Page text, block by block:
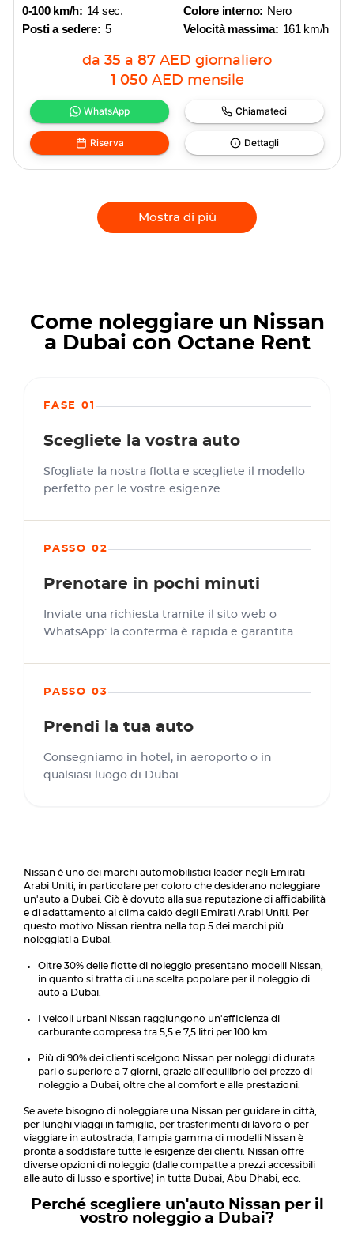
0-100 km/h: 14 sec.
Posti a sedere: 5
Colore interno: Nero
Velocità massima: 161 km/h
da 35 a 87 AED giornaliero
1 050 AED mensile
WhatsApp Chiamateci
Riserva Dettagli
Mostra di più
Come noleggiare un Nissan
a Dubai con Octane Rent
FASE 01
Scegliete la vostra auto
Sfogliate la nostra flotta e scegliete il modello
perfetto per le vostre esigenze.
PASSO 02
Prenotare in pochi minuti
Inviate una richiesta tramite il sito web o
WhatsApp: la conferma è rapida e garantita.
PASSO 03
Prendi la tua auto
Consegniamo in hotel, in aeroporto o in
qualsiasi luogo di Dubai.
Nissan è uno dei marchi automobilistici leader negli Emirati
Arabi Uniti, in particolare per coloro che desiderano noleggiare
un'auto a Dubai. Ciò è dovuto alla sua reputazione di affidabilità
e di adattamento al clima caldo degli Emirati Arabi Uniti. Per
questo motivo Nissan rientra nella top 5 dei marchi più
noleggiati a Dubai.
Oltre 30% delle flotte di noleggio presentano modelli Nissan,
in quanto si tratta di una scelta popolare per il noleggio di
auto a Dubai.
I veicoli urbani Nissan raggiungono un'efficienza di
carburante compresa tra 5,5 e 7,5 litri per 100 km.
Più di 90% dei clienti scelgono Nissan per noleggi di durata
pari o superiore a 7 giorni, grazie all'equilibrio del prezzo di
noleggio a Dubai, oltre che al comfort e alle prestazioni.
Se avete bisogno di noleggiare una Nissan per guidare in città,
per lunghi viaggi in famiglia, per trasferimenti di lavoro o per
viaggiare in autostrada, l'ampia gamma di modelli Nissan è
pronta a soddisfare tutte le esigenze dei clienti. Nissan offre
diverse opzioni di noleggio (dalle compatte a prezzi accessibili
alle auto di lusso e sportive) in tutta Dubai, Abu Dhabi, ecc.
Perché scegliere un'auto Nissan per il
vostro noleggio a Dubai?